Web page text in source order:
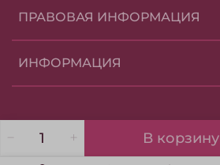
В корзину
ПРАВОВАЯ ИНФОРМАЦИЯ
ИНФОРМАЦИЯ